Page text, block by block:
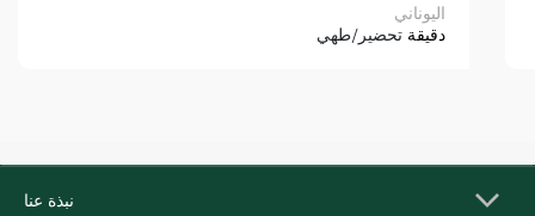
اليوناني
دقيقة تحضير/طهي
نبذة عنا